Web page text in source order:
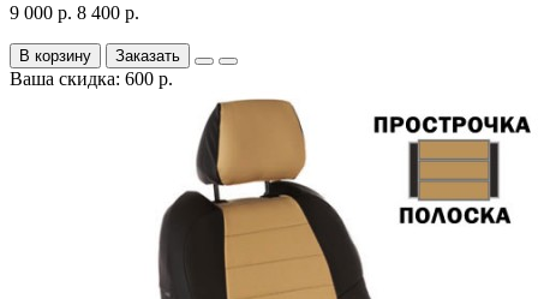
9 000 р. 8 400 р.
В корзину Заказать
Ваша скидка: 600 р.